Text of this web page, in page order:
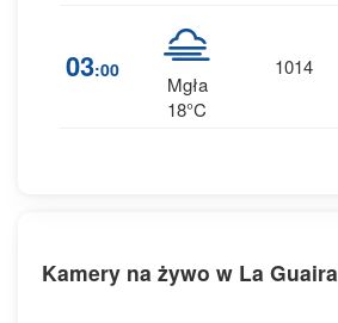
03:00
Mgła
18°C
1014
Kamery na żywo w La Guaira